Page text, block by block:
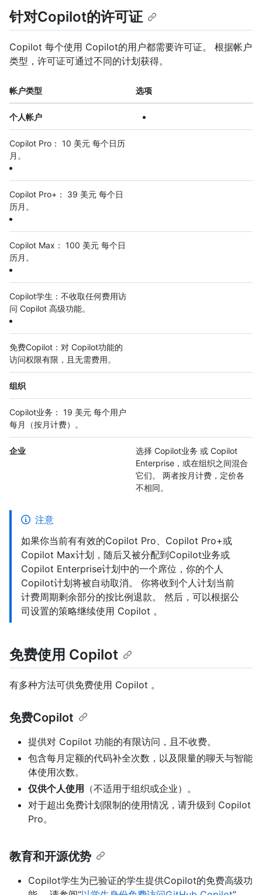
针对Copilot的许可证
Copilot 每个使用 Copilot的用户都需要许可证。 根据帐户
类型，许可证可通过不同的计划获得。
帐户类型 选项
个人帐户
Copilot Pro： 10 美元 每个日历
月。
Copilot Pro+： 39 美元 每个日
历月。
Copilot Max： 100 美元 每个日
历月。
Copilot学生：不收取任何费用访
问 Copilot 高级功能。
免费Copilot：对 Copilot功能的
访问权限有限，且无需费用。
组织
Copilot业务： 19 美元 每个用户
每月（按月计费）。
企业
选择 Copilot业务 或 Copilot
Enterprise，或在组织之间混合
它们。 两者按月计费，定价各
不相同。
注意
如果你当前有有效的Copilot Pro、Copilot Pro+或
Copilot Max计划，随后又被分配到Copilot业务或
Copilot Enterprise计划中的一个席位，你的个人
Copilot计划将被自动取消。 你将收到个人计划当前
计费周期剩余部分的按比例退款。 然后，可以根据公
司设置的策略继续使用 Copilot 。
免费使用 Copilot
有多种方法可供免费使用 Copilot 。
免费Copilot
提供对 Copilot 功能的有限访问，且不收费。
包含每月定额的代码补全次数，以及限量的聊天与智能
体使用次数。
仅供个人使用
（不适用于组织或企业）。
对于超出免费计划限制的使用情况，请升级到 Copilot
Pro。
教育和开源优势
Copilot学生为已验证的学生提供Copilot的免费高级功